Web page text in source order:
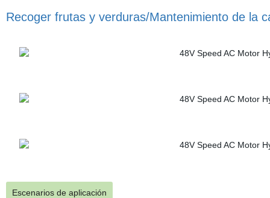
Recoger frutas y verduras/Mantenimiento de la
Escenarios de aplicación